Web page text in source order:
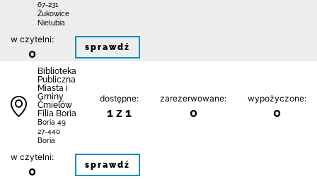
67-231
Żukowice
Nielubia
w czytelni:
0 sprawdź
Biblioteka
Publiczna
Miasta i
Gminy
Ćmielów
Filia Boria
Boria 49
27-440
Boria
dostępne:
1 z 1
zarezerwowane:
0
wypożyczone:
0
w czytelni:
0 sprawdź